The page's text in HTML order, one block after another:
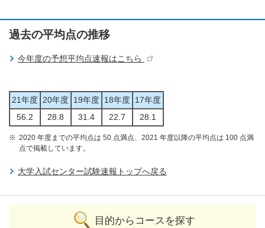
過去の平均点の推移
今年度の予想平均点速報はこちら
21年度 20年度 19年度 18年度 17年度
56.2
28.8 31.4 22.7 28.1
2020 年度までの平均点は 50 点満点、2021 年度以降の平均点は 100 点満
点で掲載しています。
大学入試センター試験速報トップへ戻る
目的からコースを探す